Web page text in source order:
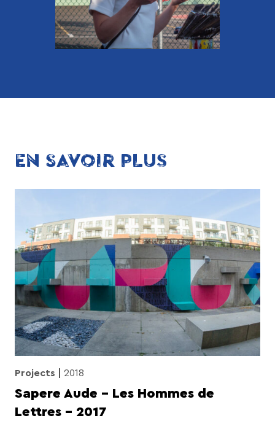
EN SAVOIR PLUS
Projects 2018
Sapere Aude – Les Hommes de
Lettres – 2017